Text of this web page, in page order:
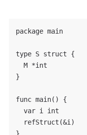
package main
type S struct {
  M *int
}
func main() {
  var i int
  refStruct(&i)